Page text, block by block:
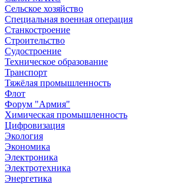
Сельское хозяйство
Специальная военная операция
Станкостроение
Строительство
Судостроение
Техническое образование
Транспорт
Тяжёлая промышленность
Флот
Форум "Армия"
Химическая промышленность
Цифровизация
Экология
Экономика
Электроника
Электротехника
Энергетика